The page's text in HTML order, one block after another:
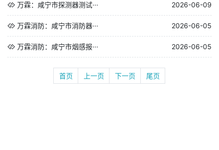
万霖：咸宁市探测器测试··· 2026-06-09
万霖消防：咸宁市消防器··· 2026-06-05
万霖消防：咸宁市烟感报··· 2026-06-05
首页 上一页 下一页 尾页